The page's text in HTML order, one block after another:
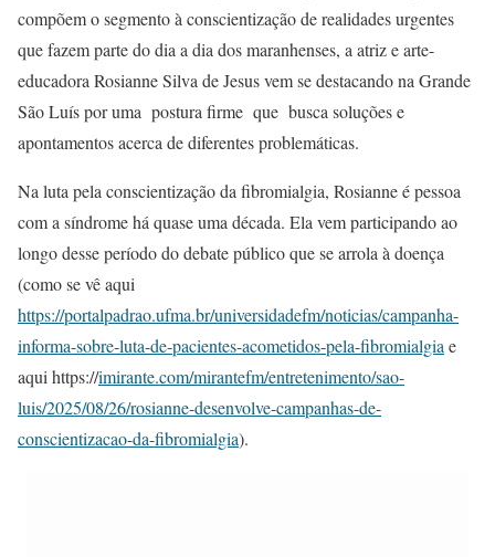
compõem o segmento à conscientização de realidades urgentes
que fazem parte do dia a dia dos maranhenses, a atriz e arte-
educadora Rosianne Silva de Jesus vem se destacando na Grande
São Luís por uma postura firme que busca soluções e
apontamentos acerca de diferentes problemáticas.
Na luta pela conscientização da fibromialgia, Rosianne é pessoa
com a síndrome há quase uma década. Ela vem participando ao
longo desse período do debate público que se arrola à doença
(como se vê aqui
https://portalpadrao.ufma.br/universidadefm/noticias/campanha-
informa-sobre-luta-de-pacientes-acometidos-pela-fibromialgia e
aqui https://imirante.com/mirantefm/entretenimento/sao-
luis/2025/08/26/rosianne-desenvolve-campanhas-de-
conscientizacao-da-fibromialgia).